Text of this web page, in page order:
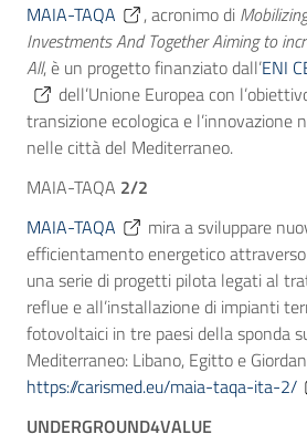
MAIA-TAQA
, acronimo di
Investments And Together Aiming to
All, è un progetto finanziato dall’ENI
dell’Unione Europea con
transizione ecologica e l’innovazione
nelle città del Mediterraneo.
MAIA-TAQA 2/2
MAIA-TAQA
mira a sviluppare
efficientamento energetico
una serie di progetti pilota legati al
reflue e all’installazione di impianti
fotovoltaici in tre paesi della sponda
Mediterraneo: Libano, Egitto e
https://carismed.eu/maia-taqa-ita-2/
UNDERGROUND4VALUE